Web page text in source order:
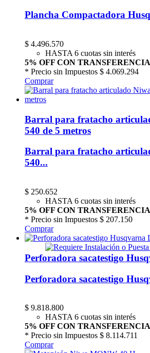
Plancha Compactadora
$ 4.496.570
HASTA 6 cuotas sin interés
5% OFF CON TRANSFERENCIA
* Precio sin Impuestos $ 4.069.294
Comprar
Barral para fratacho
540 de 5 metros
Barral para fratacho
540...
$ 250.652
HASTA 6 cuotas sin interés
5% OFF CON TRANSFERENCIA
* Precio sin Impuestos $ 207.150
Comprar
Perforadora sacatestigo
Perforadora sacatestigo
$ 9.818.800
HASTA 6 cuotas sin interés
5% OFF CON TRANSFERENCIA
* Precio sin Impuestos $ 8.114.711
Comprar